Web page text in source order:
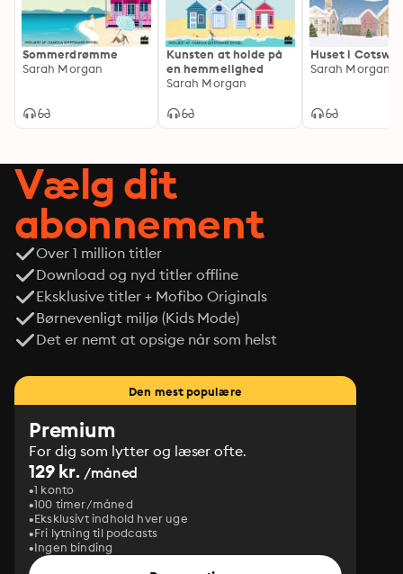
Sommerdrømme
Sarah Morgan
Kunsten at holde på
en hemmelighed
Sarah Morgan
Huset i
Sarah Morgan
Vælg dit
abonnement
Over 1 million titler
Download og nyd titler offline
Eksklusive titler + Mofibo Originals
Børnevenligt miljø (Kids Mode)
Det er nemt at opsige når som helst
Den mest populære
Premium
For dig som lytter og læser ofte.
129 kr. /måned
1 konto
100 timer/måned
Eksklusivt indhold hver uge
Fri lytning til podcasts
Ingen binding